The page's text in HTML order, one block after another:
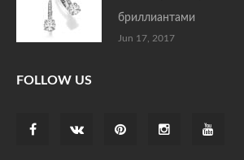
бриллиантами
Jun 17, 2017
FOLLOW US